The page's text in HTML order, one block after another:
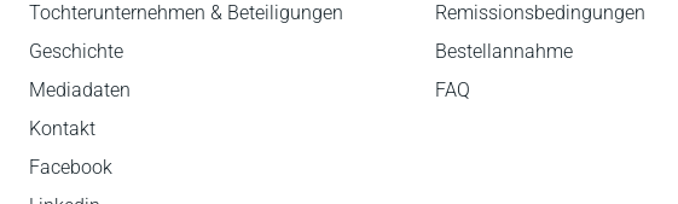
Tochterunternehmen & Beteiligungen
Geschichte
Mediadaten
Kontakt
Facebook
Remissionsbedingungen
Bestellannahme
FAQ